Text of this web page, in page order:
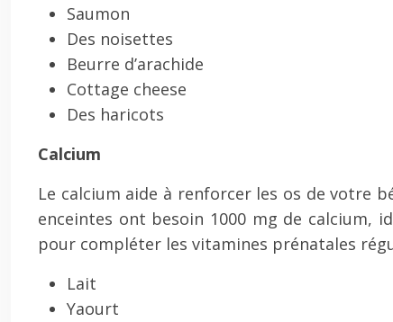
Saumon
Des noisettes
Beurre d’arachide
Cottage cheese
Des haricots
Calcium
Le calcium aide à renforcer les os de votre
enceintes ont besoin 1000 mg de calcium,
pour compléter les vitamines prénatales
Lait
Yaourt